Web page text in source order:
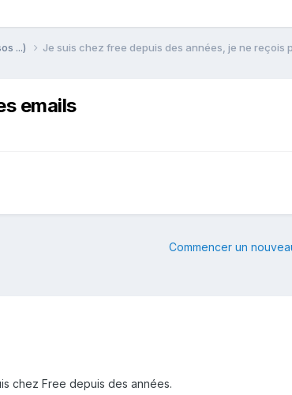
...) Je suis chez free depuis des années, je ne reçois
emails
Commencer un
chez Free depuis des années.